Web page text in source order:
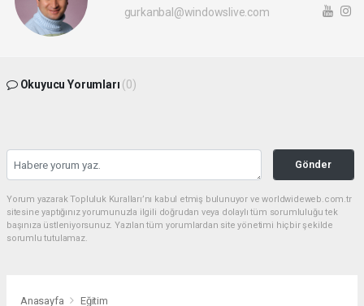
gurkanbal@windowslive.com
Okuyucu Yorumları (0)
Gönder
Yorum yazarak Topluluk Kuralları’nı kabul etmiş bulunuyor ve worldwideweb.com.tr
sitesine yaptığınız yorumunuzla ilgili doğrudan veya dolaylı tüm sorumluluğu tek
başınıza üstleniyorsunuz. Yazılan tüm yorumlardan site yönetimi hiçbir şekilde
sorumlu tutulamaz.
Anasayfa Eğitim